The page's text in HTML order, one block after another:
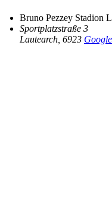
Bruno Pezzey Stadion
Sportplatzstraße 3
Lautearch 6923